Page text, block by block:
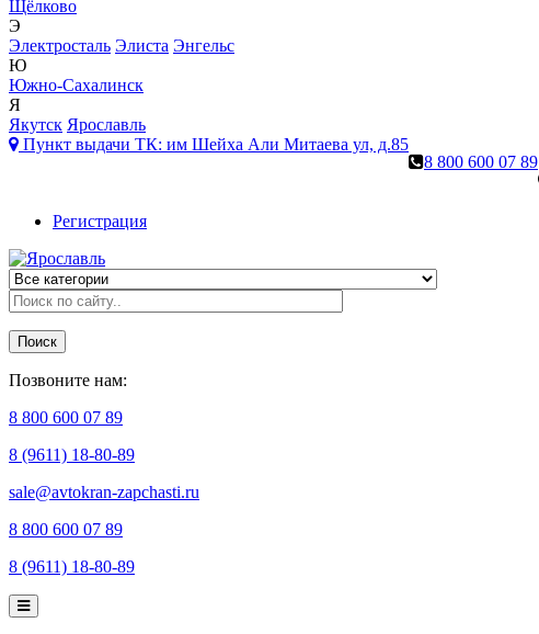
Щёлково
Э
Электросталь Элиста Энгельс
Ю
Южно-Сахалинск
Я
Якутск Ярославль
Пункт выдачи ТК: им Шейха Али Митаева ул, д.85
8 800 600 07 89
Регистрация
Поиск
Позвоните нам:
8 800 600 07 89
8 (9611) 18-80-89
sale@avtokran-zapchasti.ru
8 800 600 07 89
8 (9611) 18-80-89